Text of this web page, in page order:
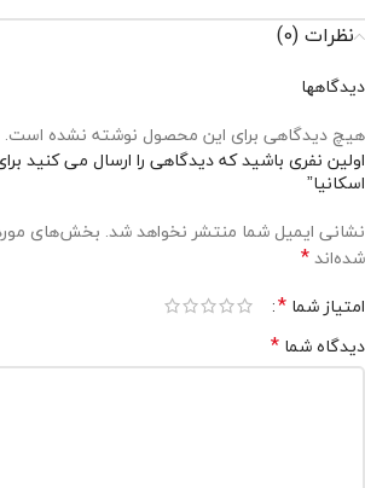
نظرات (0)
دیدگاهها
هیچ دیدگاهی برای این محصول نوشته نشده است.
اولین نفری باشید که دیدگاهی را ارسال می کنید
اسکانیا”
نشانی ایمیل شما منتشر نخواهد شد. بخش‌های
شده‌اند*
امتیاز شما *
دیدگاه شما *